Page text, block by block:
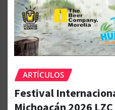
ARTÍCULOS
Festival
Michoacán 2026 LZC